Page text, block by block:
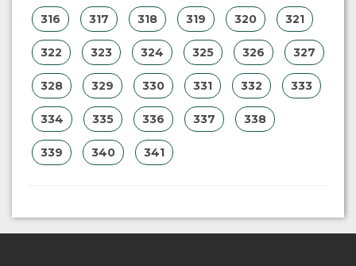
316 317 318 319 320 321
322 323 324 325 326 327
328 329 330 331 332 333
334 335 336 337 338
339 340 341